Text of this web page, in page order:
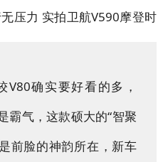
V80确实要好看的多，
霸气，这款硕大的“智聚
前脸的神韵所在，新车